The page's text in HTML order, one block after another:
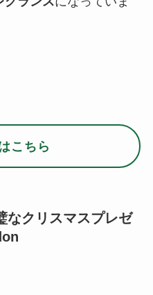
クリスマスプレゼ